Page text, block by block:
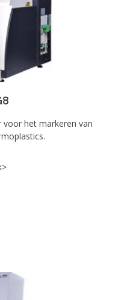
voor het markeren van